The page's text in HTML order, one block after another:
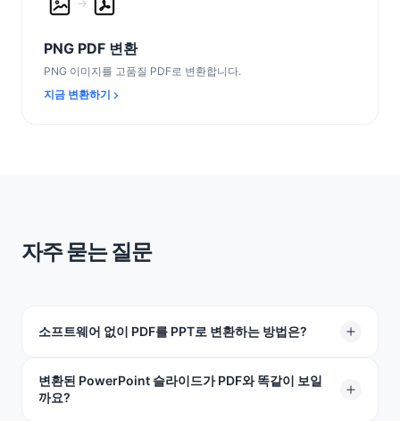
PNG PDF 변환
PNG 이미지를 고품질 PDF로 변환합니다.
지금 변환하기
자주 묻는 질문
소프트웨어 없이 PDF를 PPT로 변환하는 방법은?
여기에 파일을 업로드하기만 하면 됩니다. 저희 도구는 완
전히 온라인으로 작동하므로 아무것도 설치하거나 다운로
변환된 PowerPoint 슬라이드가 PDF와 똑같이 보일
까요?